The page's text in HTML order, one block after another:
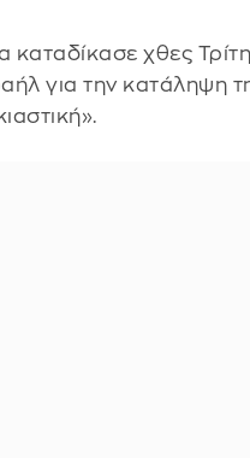
καταδίκασε χθες
για την κατάληψη